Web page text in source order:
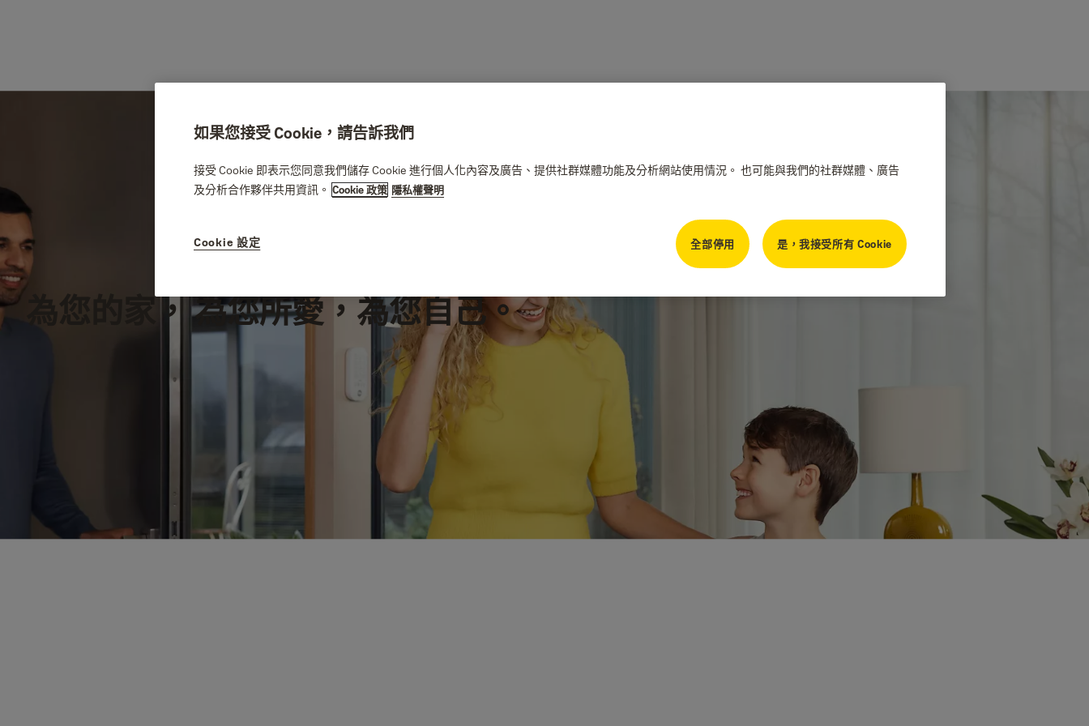
為您的家， 為您所愛，為您自己。
如果您接受 Cookie，請告訴我們
接受 Cookie 即表示您同意我們儲存 Cookie 進行個人化內容及廣告、提供社群媒體功能及分析網站使用情況。 也可能與我們的社群媒體、廣告
及分析合作夥伴共用資訊。 Cookie 政策 隱私權聲明
全部停用 是，我接受所有 Cookie
Cookie 設定